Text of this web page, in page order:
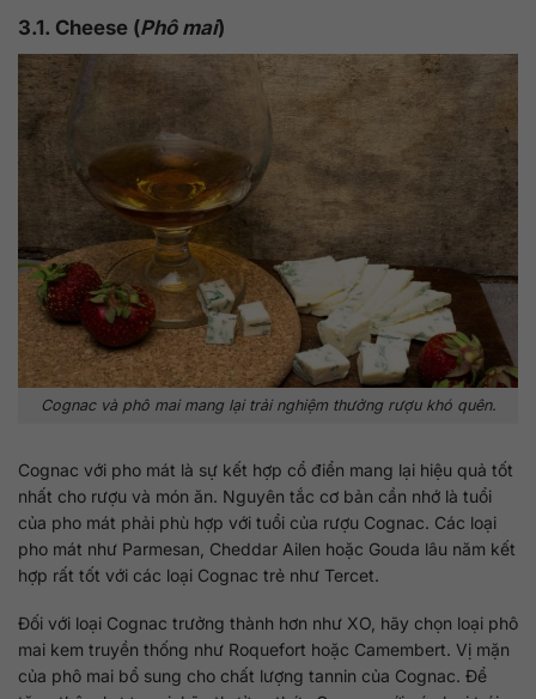
3.1. Cheese (Phô mai)
Cognac và phô mai mang lại trải nghiệm thưởng rượu khó quên.
Cognac với pho mát là sự kết hợp cổ điển mang lại hiệu quả tốt
nhất cho rượu và món ăn. Nguyên tắc cơ bản cần nhớ là tuổi
của pho mát phải phù hợp với tuổi của rượu Cognac. Các loại
pho mát như Parmesan, Cheddar Ailen hoặc Gouda lâu năm kết
hợp rất tốt với các loại Cognac trẻ như Tercet.
Đối với loại Cognac trưởng thành hơn như XO, hãy chọn loại phô
mai kem truyền thống như Roquefort hoặc Camembert. Vị mặn
của phô mai bổ sung cho chất lượng tannin của Cognac. Để